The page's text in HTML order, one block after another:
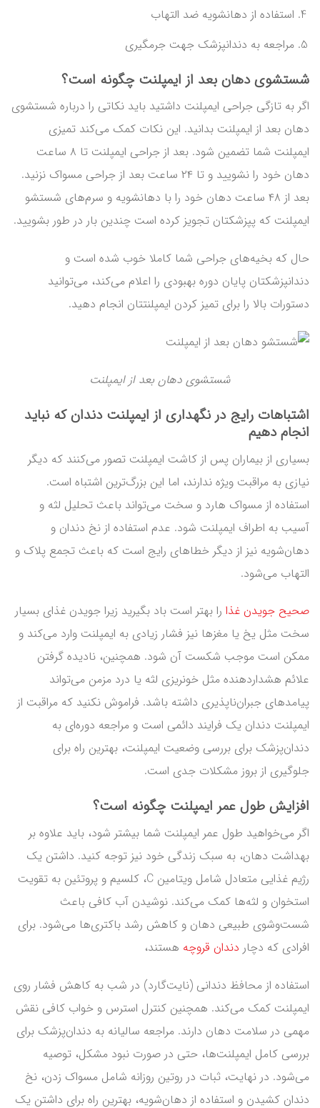
استفاده از دهانشویه ضد التهاب
مراجعه به دندانپزشک جهت جرمگیری
شستشوی دهان بعد از ایمپلنت چگونه است؟
اگر به تازگی جراحی ایمپلنت داشتید باید نکاتی را درباره شستشوی
دهان بعد از ایمپلنت بدانید. این نکات کمک می‌کند تمیزی
ایمپلنت شما تضمین شود. بعد از جراحی ایمپلنت تا ۸ ساعت
دهان خود را نشویید و تا ۲۴ ساعت بعد از جراحی مسواک نزنید.
بعد از ۴۸ ساعت دهان خود را با دهانشویه و سرم‌های شستشو
ایمپلنت که پپزشکتان تجویز کرده است چندین بار در طور بشویید.
حال که بخیه‌های جراحی شما کاملا خوب شده است و
دندانپزشکتان پایان دوره بهبودی را اعلام می‌کند، می‌توانید
دستورات بالا را برای تمیز کردن ایمپلنتتان انجام دهید.
شستشوی دهان بعد از ایمپلنت
اشتباهات رایج در نگهداری از ایمپلنت دندان که نباید
انجام دهیم
بسیاری از بیماران پس از کاشت ایمپلنت تصور می‌کنند که دیگر
نیازی به مراقبت ویژه ندارند، اما این بزرگ‌ترین اشتباه است.
استفاده از مسواک هارد و سخت می‌تواند باعث تحلیل لثه و
آسیب به اطراف ایمپلنت شود. عدم استفاده از نخ دندان و
دهان‌شویه نیز از دیگر خطاهای رایج است که باعث تجمع پلاک و
التهاب می‌شود.
صحیح جویدن غذا را بهتر است باد بگیرید زیرا جویدن غذای بسیار
سخت مثل یخ یا مغزها نیز فشار زیادی به ایمپلنت وارد می‌کند و
ممکن است موجب شکست آن شود. همچنین، نادیده گرفتن
علائم هشداردهنده مثل خونریزی لثه یا درد مزمن می‌تواند
پیامدهای جبران‌ناپذیری داشته باشد. فراموش نکنید که مراقبت از
ایمپلنت دندان یک فرایند دائمی است و مراجعه دوره‌ای به
دندان‌پزشک برای بررسی وضعیت ایمپلنت، بهترین راه برای
جلوگیری از بروز مشکلات جدی است.
افزایش طول عمر ایمپلنت چگونه است؟
اگر می‌خواهید طول عمر ایمپلنت شما بیشتر شود، باید علاوه بر
بهداشت دهان، به سبک زندگی خود نیز توجه کنید. داشتن یک
رژیم غذایی متعادل شامل ویتامین C، کلسیم و پروتئین به تقویت
استخوان و لثه‌ها کمک می‌کند. نوشیدن آب کافی باعث
شست‌وشوی طبیعی دهان و کاهش رشد باکتری‌ها می‌شود. برای
افرادی که دچار دندان‌ قروچه هستند،
استفاده از محافظ دندانی (نایت‌گارد) در شب به کاهش فشار روی
ایمپلنت کمک می‌کند. همچنین کنترل استرس و خواب کافی نقش
مهمی در سلامت دهان دارند. مراجعه سالیانه به دندان‌پزشک برای
بررسی کامل ایمپلنت‌ها، حتی در صورت نبود مشکل، توصیه
می‌شود. در نهایت، ثبات در روتین روزانه شامل مسواک زدن، نخ
دندان کشیدن و استفاده از دهان‌شویه، بهترین راه برای داشتن یک